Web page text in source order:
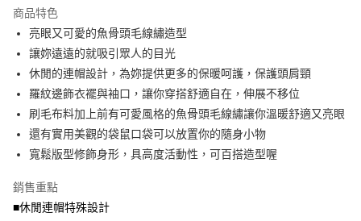
流程，驗證手機門號後，選擇欲分期的期數、繳款截止日，確認付款後即完
成交易。
3.實際核准額度、可分期數及費用金額請依後續交易確認頁面所載為準。
4.訂單成立30分鐘內，如未前往確認交易或遇審核未通過，訂單將自動取
法說明評估內容。
【繳款方式說明】
1.分期款項不併入電信帳單，「大哥付你分期」於每月結算日後寄送繳費提
醒簡訊。
2.透過簡訊連結打開帳單後，可選擇「超商條碼／台灣大直營門市／銀行轉
帳／街口支付／iPASS MONEY」等通路繳費。
【注意事項】
1.本服務係由「台灣大哥大股份有限公司」（以下簡稱本公司）所提供，讓
用戶於交易時，得透過本服務購買商品或服務，並由商店將買賣／分期付款
【關於「AFTEE先享後付」】
AFTEE先享後付是「在收到商品之後才付款」的支付方式。 讓您購物簡單
便利好安心！
１．簡單：不需註冊會員、不需綁卡、不需儲值。
２．便利：只要手機號碼，簡訊認證，即可結帳。
３．安心：先確認商品／服務後，再付款。
【「AFTEE先享後付」結帳流程】
１．於結帳方式選擇「AFTEE先享後付」後，將跳轉至「AFTEE先享後付」
２．訂單成立數日內，您將收到繳費通知簡訊。
ATM／網路銀行／等多元方式進行付款，方視為交易完成。
※ 請注意：結帳手續完成當下不需立刻繳費，但若您需要取消訂單，請聯絡
購買商品的店家。未經商家同意取消之訂單仍視為有效，需透過AFTEE先享
ATM付款
全家取貨付款
每筆NT$70，滿NT$699(含以上)免運費
付款後全家取貨
7-11取貨付款
每筆NT$70，滿NT$799(含以上)免運費
商品特色
亮眼又可愛的魚骨頭毛線繡造型
讓妳遠遠的就吸引眾人的目光
休閒的連帽設計，為妳提供更多的保暖呵護，保護頭肩頸
羅紋邊飾衣襬與袖口，讓你穿搭舒適自在，伸展不移位
刷毛布料加上前有可愛風格的魚骨頭毛線繡讓你溫暖舒適又亮眼
還有實用美觀的袋鼠口袋可以放置你的隨身小物
寬鬆版型修飾身形，具高度活動性，可百搭造型喔
銷售重點
■休閒連帽特殊設計